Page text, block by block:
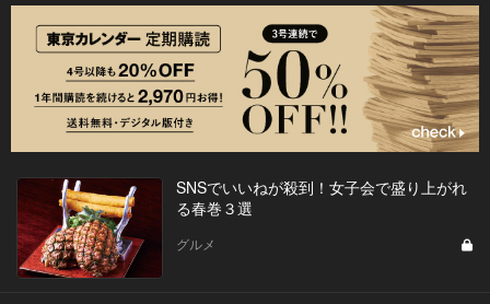
SNSでいいねが殺到！女子会で盛り上がれ
る春巻３選
グルメ